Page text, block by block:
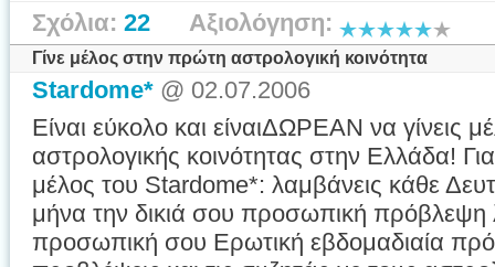
Σχόλια: 22 Αξιολόγηση:
Γίνε μέλος στην πρώτη αστρολογική κοινότητα
Stardome* @ 02.07.2006
Είναι εύκολο και είναιΔΩΡΕΑΝ να γίνεις
αστρολογικής κοινότητας στην Ελλάδα!
μέλος του Stardome*: λαμβάνεις κάθε
μήνα την δικιά σου προσωπική πρόβλεψη
προσωπική σου Ερωτική εβδομαδιαία